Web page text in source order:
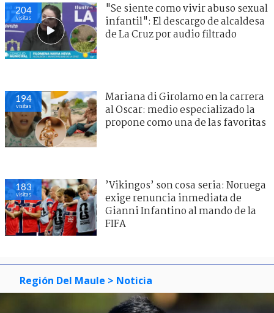
204
visitas
"Se siente como vivir abuso sexual
infantil": El descargo de alcaldesa
de La Cruz por audio filtrado
194
visitas
Mariana di Girolamo en la carrera
al Oscar: medio especializado la
propone como una de las favoritas
183
visitas
’Vikingos’ son cosa seria: Noruega
exige renuncia inmediata de
Gianni Infantino al mando de la
FIFA
Región Del Maule > Noticia